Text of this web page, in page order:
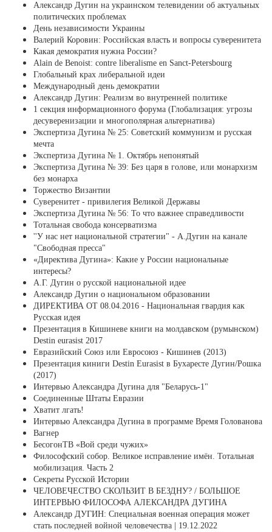
Александр Дугин на украинском телевидении об актуальных
политических проблемах
День независимости Украины
Валерий Коровин: Российская власть и вопросы суверенитета
Какая демократия нужна России?
Alain de Benoist: contre liberalisme en Sanct-Petersbourg
Глобальный крах либеральной идеи
Международный день демократии
Александр Дугин: Реализм во внутренней политике
1 секция информационного форума (Глобализация: угрозы
десуверенизации и многополярная альтернатива)
Экспертиза Дугина № 25: Советский коммунизм и русская
мечта
Экспертиза Дугина № 1. Октябрь непонятый
Экспертиза Дугина № 39: Без царя в голове, или монархизм
без монарха
Торжество Византии
Суверенитет - привилегия Великой Державы
Экспертиза Дугина № 56: То что важнее справедливости
Тотальная свобода консерватизма
''У нас нет национальной стратегии" - А.Дугин на канале
"Свободная пресса"
«Директива Дугина»: Какие у России национальные
интересы?
А.Г. Дугин о русской национальной идее
Александр Дугин о национальном образовании
ДИРЕКТИВА ОТ 08.04.2016 - Национальная гвардия как
Русская идея
Презентация в Кишиневе книги на молдавском (румынском)
Destin eurasist 2017
Евразийский Союз или Евросоюз - Кишинев (2013)
Презентация киниги Destin Eurasist в Бухаресте Дугин/Рошка
(2017)
Интервью Александра Дугина для "Беларусь-1"
Соединенные Штаты Евразии
Хватит лгать!
Интервью Александра Дугина в программе Время Голованова
Вагнер
БесогонТВ «Вой среди чужих»
Философский собор. Великое исправление имён. Тотальная
мобилизация. Часть 2
Секреты Русской Истории
ЧЕЛОВЕЧЕСТВО СКОЛЬЗИТ В БЕЗДНУ? / БОЛЬШОЕ
ИНТЕРВЬЮ ФИЛОСОФА АЛЕКСАНДРА ДУГИНА
Александр ДУГИН: Специальная военная операция может
стать последней войной человечества | 19.12.2022